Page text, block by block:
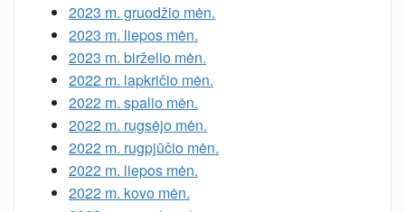
2023 m. gruodžio mėn.
2023 m. liepos mėn.
2023 m. birželio mėn.
2022 m. lapkričio mėn.
2022 m. spalio mėn.
2022 m. rugsėjo mėn.
2022 m. rugpjūčio mėn.
2022 m. liepos mėn.
2022 m. kovo mėn.